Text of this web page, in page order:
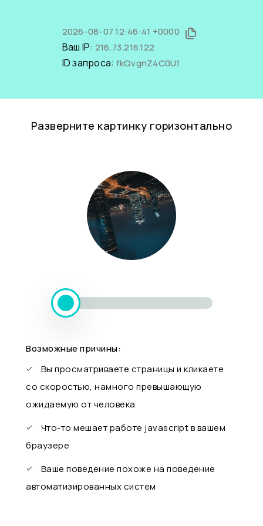
2026-08-07 12:46:41 +0000
Ваш IP: 216.73.216.122
ID запроса: fkQvgnZ4C0U1
Разверните картинку горизонтально
Возможные причины:
Вы просматриваете страницы и кликаете
со скоростью, намного превышающую
ожидаемую от человека
Что-то мешает работе javascript в вашем
браузере
Ваше поведение похоже на поведение
автоматизированных систем